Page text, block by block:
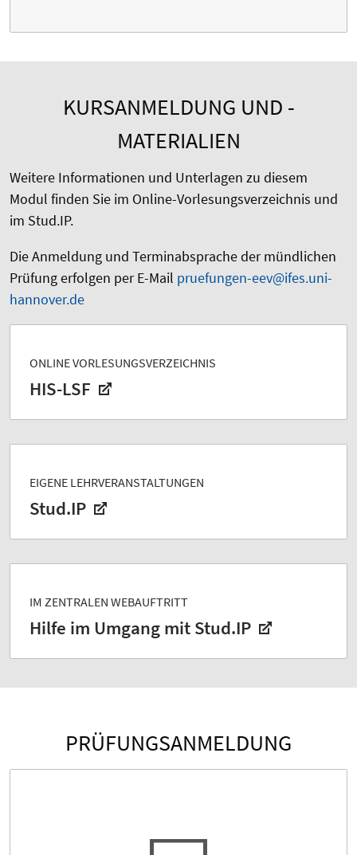
KURSANMELDUNG UND -
MATERIALIEN
Weitere Informationen und Unterlagen zu diesem
Modul finden Sie im Online-Vorlesungsverzeichnis und
im Stud.IP.
Die Anmeldung und Terminabsprache der mündlichen
Prüfung erfolgen per E-Mail pruefungen-eev@ifes.uni-
hannover.de
ONLINE VORLESUNGSVERZEICHNIS
HIS-LSF
EIGENE LEHRVERANSTALTUNGEN
Stud.IP
IM ZENTRALEN WEBAUFTRITT
Hilfe im Umgang mit Stud.IP
PRÜFUNGSANMELDUNG